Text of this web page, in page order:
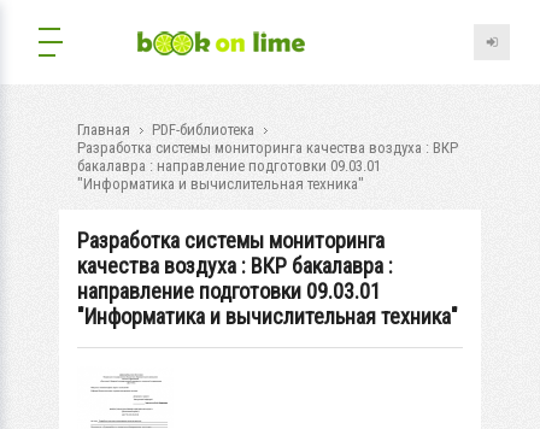
Главная
PDF-библиотека
Разработка системы мониторинга качества воздуха : ВКР
бакалавра : направление подготовки 09.03.01
"Информатика и вычислительная техника"
Разработка системы мониторинга
качества воздуха : ВКР бакалавра :
направление подготовки 09.03.01
"Информатика и вычислительная техника"